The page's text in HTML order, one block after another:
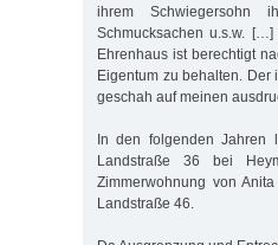
ihrem Schwiegersohn
Schmucksachen u.s.w.
Ehrenhaus ist berechtigt
Eigentum zu behalten. Der
geschah auf meinen
In den folgenden Jahren
Landstraße 36 bei
Zimmerwohnung von
Landstraße 46.